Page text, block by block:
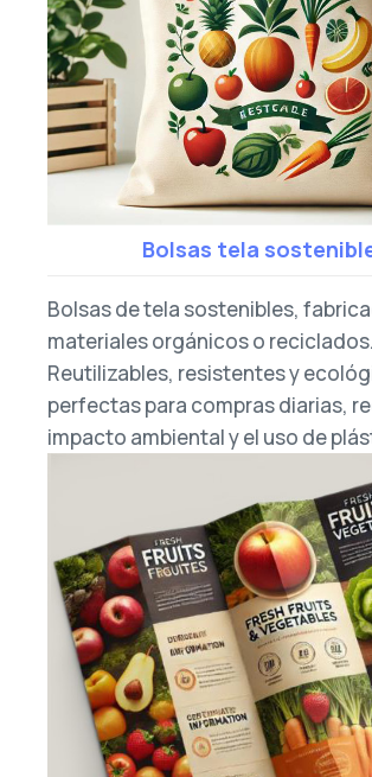
Bolsas tela
Bolsas de tela sostenibles,
materiales orgánicos o reciclados.
Reutilizables, resistentes y
perfectas para compras diarias,
impacto ambiental y el uso de